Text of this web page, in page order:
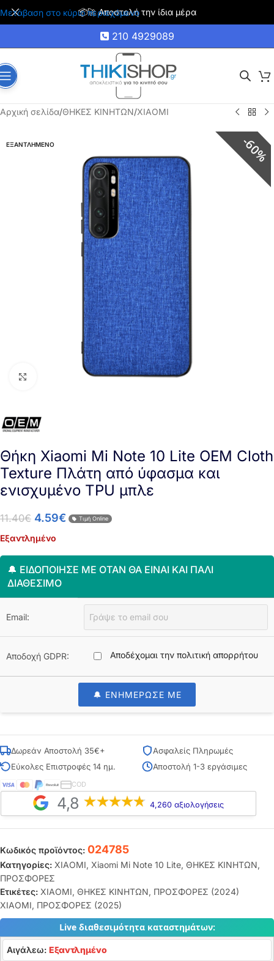
Μετάβαση στο κύριο περιεχόμενο
📦🚀 Αποστολή την ίδια μέρα
210 4929089
Αρχική σελίδα/ΘΗΚΕΣ ΚΙΝΗΤΩΝ/XIAOMI
ΕΞΑΝΤΛΗΜΕΝΟ 60%
Click to enlarge
Θήκη Xiaomi Mi Note 10 Lite OEM Cloth
Texture Πλάτη από ύφασμα και
ενισχυμένο TPU μπλε
11.40€ 4.59€ Τιμή Online
Εξαντλημένο
🔔 ΕΙΔΟΠΟΊΗΣΈ ΜΕ ΌΤΑΝ ΘΑ ΕΊΝΑΙ ΚΑΙ ΠΆΛΙ
ΔΙΑΘΈΣΙΜΟ
Email:
Αποδοχή GDPR: Αποδέχομαι την πολιτική απορρήτου
🔔 ΕΝΗΜΕΡΩΣΕ ΜΕ
Δωρεάν Αποστολή 35€+
Ασφαλείς Πληρωμές
Εύκολες Επιστροφές 14 ημ.
Αποστολή 1-3 εργάσιμες
COD
4,8 4,260 αξιολογήσεις
Κωδικός προϊόντος: 024785
Κατηγορίες: XIAOMI, Xiaomi Mi Note 10 Lite, ΘΗΚΕΣ ΚΙΝΗΤΩΝ,
ΠΡΟΣΦΟΡΕΣ
Ετικέτες: XIAOMI, ΘΗΚΕΣ ΚΙΝΗΤΩΝ, ΠΡΟΣΦΟΡΕΣ (2024)
XIAOMI, ΠΡΟΣΦΟΡΕΣ (2025)
Live διαθεσιμότητα καταστημάτων:
Αιγάλεω: Εξαντλημένο